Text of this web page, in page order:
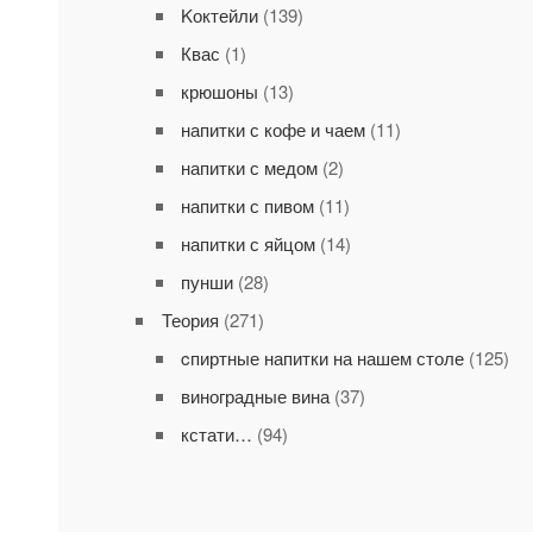
Kоктейли(139)
Квас (1)
крюшоны (13)
напитки с кофе и чаем(11)
напитки с медом(2)
напитки с пивом(11)
напитки с яйцом(14)
пунши(28)
Теория (271)
cпиртные напитки на нашем столе(125)
виноградные вина(37)
кстати… (94)